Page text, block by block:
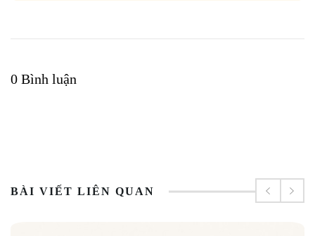
0 Bình luận
BÀI VIẾT LIÊN QUAN